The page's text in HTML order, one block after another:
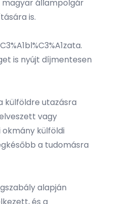
magyar állampolgár
is.
is nyújt díjmentesen
külföldre utazásra
vagy
külföldi
a tudomásra
alapján